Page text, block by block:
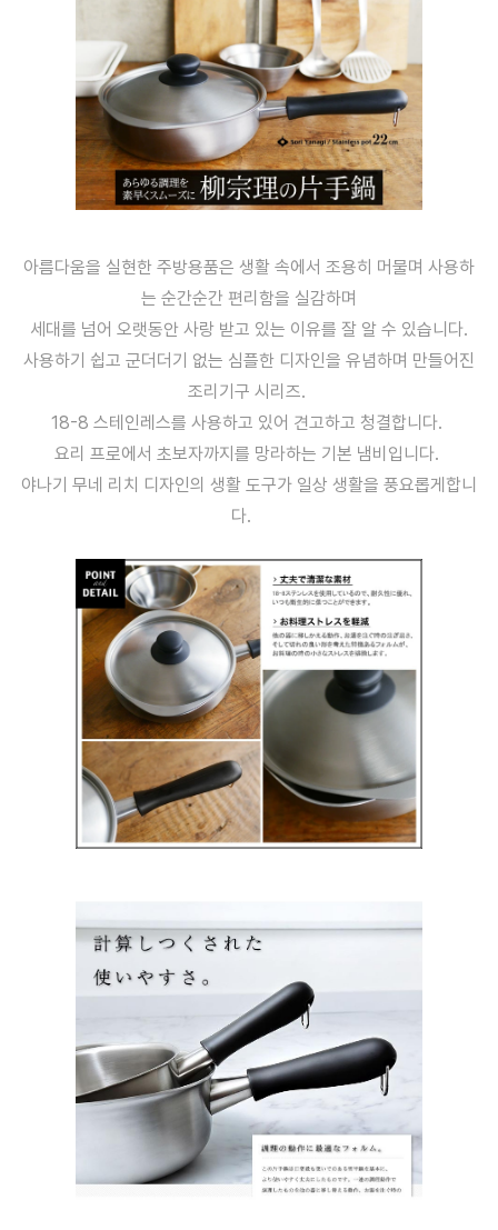
아름다움을 실현한 주방용품은 생활 속에서 조용히 머물며 사용하
는 순간순간 편리함을 실감하며
세대를 넘어 오랫동안 사랑 받고 있는 이유를 잘 알 수 있습니다.
사용하기 쉽고 군더더기 없는 심플한 디자인을 유념하며 만들어진
조리기구 시리즈.
18-8 스테인레스를 사용하고 있어 견고하고 청결합니다.
요리 프로에서 초보자까지를 망라하는 기본 냄비입니다.
야나기 무네 리치 디자인의 생활 도구가 일상 생활을 풍요롭게합니
다.